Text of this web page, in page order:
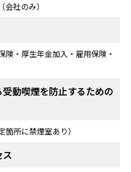
会社のみ）
険・厚生年金加入・雇用保険・
動喫煙を防止するための
所に禁煙室あり）
ス